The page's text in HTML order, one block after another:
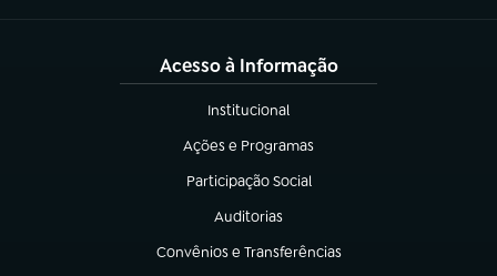
Acesso à Informação
Institucional
(abre em nova aba)
Ações e Programas
(abre em nova aba)
Participação Social
(abre em nova aba)
Auditorias
(abre em nova aba)
Convênios e Transferências
(abre em nova aba)